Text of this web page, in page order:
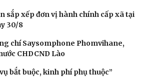
sắp xếp đơn vị hành chính cấp xã tại
30/8
chí Saysomphone Phomvihane,
CHDCND Lào
bắt buộc, kinh phí phụ thuộc”